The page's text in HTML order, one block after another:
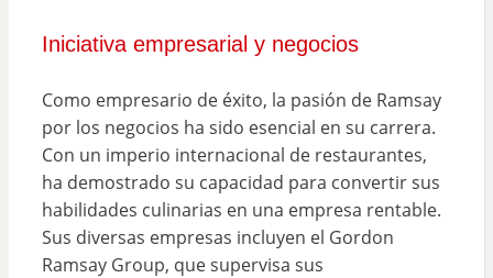
Iniciativa empresarial y negocios
Como empresario de éxito, la pasión de Ramsay
por los negocios ha sido esencial en su carrera.
Con un imperio internacional de restaurantes,
ha demostrado su capacidad para convertir sus
habilidades culinarias en una empresa rentable.
Sus diversas empresas incluyen el Gordon
Ramsay Group, que supervisa sus